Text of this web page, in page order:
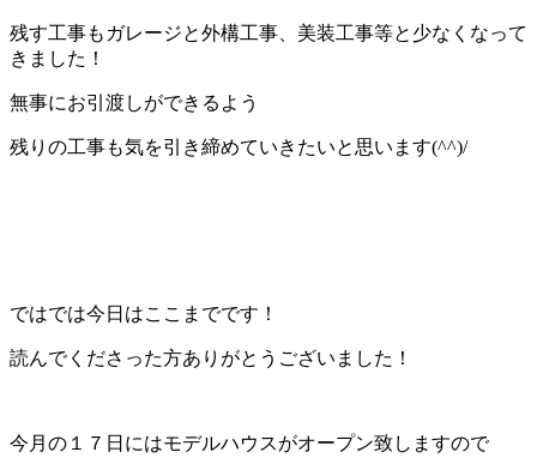
残す工事もガレージと外構工事、美装工事等と少なくなって
きました！
無事にお引渡しができるよう
残りの工事も気を引き締めていきたいと思います(^^)/
ではでは今日はここまでです！
読んでくださった方ありがとうございました！
今月の１７日にはモデルハウスがオープン致しますので